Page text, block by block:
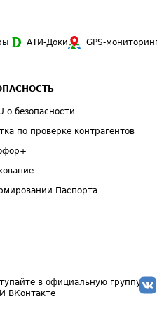
АТИ-Доки GPS-
о безопасности
по проверке контрагентов
Паспорта
в официальную группу
ВКонтакте